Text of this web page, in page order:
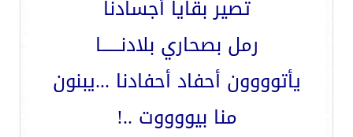
تصير بقايا أجسادنا
رمل بصحاري بلادنــــــا
يأتوووون أحفاد أحفادنا ...يبنون
منا بيووووت ..!